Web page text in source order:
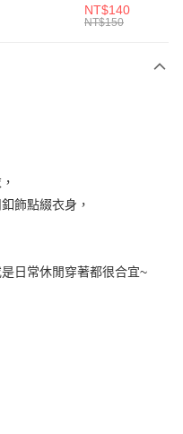
可立即使用無須另外申請。
繳款截止日，確認付款後即完
續交易確認頁面所載為準。
審核未通過，訂單將自動取
」於每月結算日後寄送繳費提
。
以下簡稱本公司）所提供，讓
務，並由商店將買賣／分期付款
帳單繳交帳款。
哥大進項蒐集、處理及利用，
」的支付方式。 讓您購物簡單
儲值。
帳。
完成結帳。
訊中的連結，可透過四大超商／
為交易完成。
但若您需要取消訂單，請聯絡
仍視為有效，需透過AFTEE先享
結帳頁面顯示為準，若有關於
裙(黑2L-
圈熊中大
角內褲(白.粉.藍.
3L)-L28眼圈熊中
NT$140
NT$150
飾點綴衣身，
日常休閒穿著都很合宜~